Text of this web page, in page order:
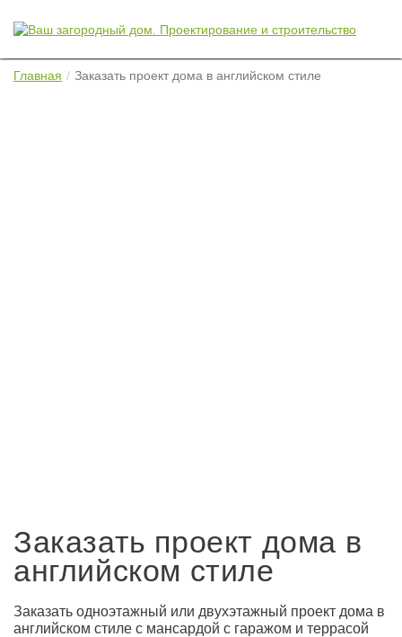
Главная Заказать проект дома в английском стиле
Заказать проект дома в
английском стиле
Заказать одноэтажный или двухэтажный проект дома в
английском стиле с мансардой с гаражом и террасой